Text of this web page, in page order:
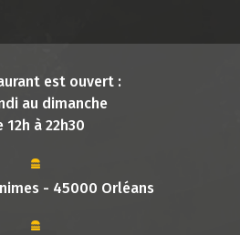
est ouvert :
au dimanche
12h à 22h30
- 45000 Orléans